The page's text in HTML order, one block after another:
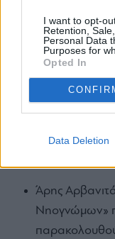
I want to opt-
Retention,
Personal Data
Purposes for
Opted In
Data Deletion
Πλειστηριασμοί
πτωχευτικός
υπουργείο
ΕΙΔΗΣΕΙΣ
Άρης
Νηογνώμων»